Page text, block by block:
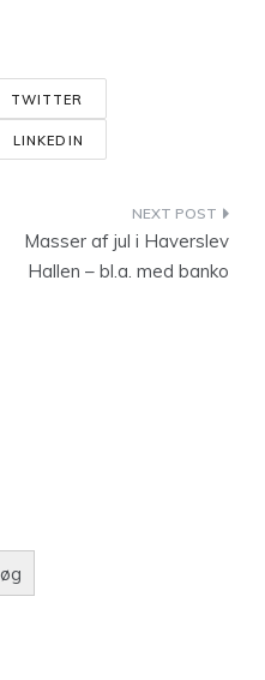
TWITTER
LINKEDIN
Masser af jul i Haverslev
Hallen – bl.a. med banko